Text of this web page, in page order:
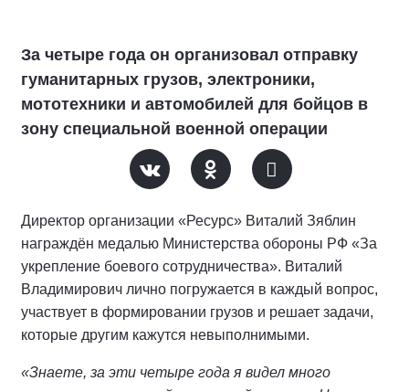
За четыре года он организовал отправку
гуманитарных грузов, электроники,
мототехники и автомобилей для бойцов в
зону специальной военной операции
Директор организации «Ресурс» Виталий Зяблин
награждён медалью Министерства обороны РФ «За
укрепление боевого сотрудничества». Виталий
Владимирович лично погружается в каждый вопрос,
участвует в формировании грузов и решает задачи,
которые другим кажутся невыполнимыми.
«Знаете, за эти четыре года я видел много